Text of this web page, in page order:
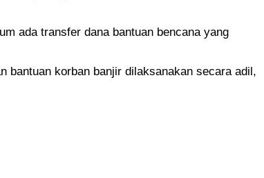
ada transfer dana bantuan bencana yang
bantuan korban banjir dilaksanakan secara adil,